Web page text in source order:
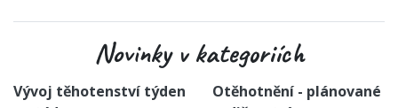
Novinky v kategoriích
Vývoj těhotenství týden
Otěhotnění - plánované